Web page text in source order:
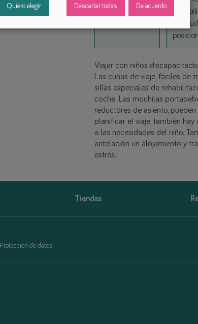
Viajar con niños
Las cunas de viaje, fáciles de
sillas especiales de
coche. Las mochilas
reductores de asiento,
planificar el viaje, también
a las necesidades del niño.
antelación un alojamiento y
estrés.
Tiendas
Protección de datos
Quiero elegir Descartar todas De acuerdo